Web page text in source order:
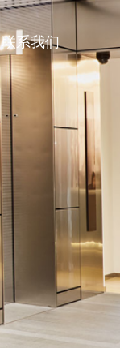
联系我们